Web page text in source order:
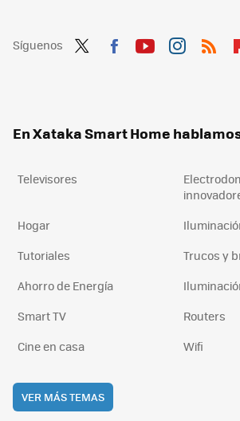
Síguenos
En Xataka Smart Home
Televisores
Hogar
Tutoriales
Trucos y
Ahorro de Energía
Smart TV
Routers
Cine en casa
Wifi
VER MÁS TEMAS